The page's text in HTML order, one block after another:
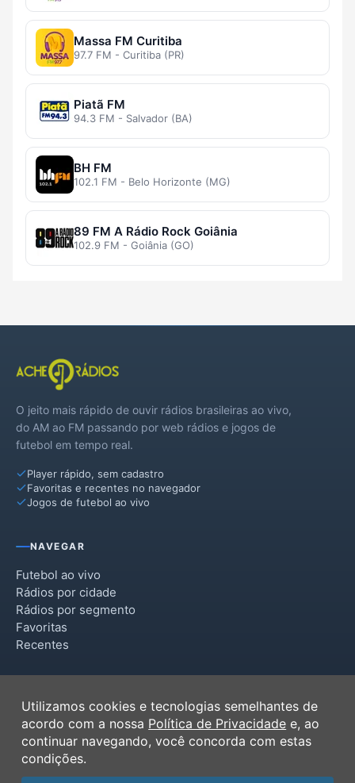
Massa FM Curitiba
97.7 FM - Curitiba (PR)
Piatã FM
94.3 FM - Salvador (BA)
BH FM
102.1 FM - Belo Horizonte (MG)
89 FM A Rádio Rock Goiânia
102.9 FM - Goiânia (GO)
O jeito mais rápido de ouvir rádios brasileiras ao vivo,
do AM ao FM passando por web rádios e jogos de
futebol em tempo real.
Player rápido, sem cadastro
Favoritas e recentes no navegador
Jogos de futebol ao vivo
NAVEGAR
Futebol ao vivo
Rádios por cidade
Rádios por segmento
Favoritas
Recentes
Termos de Uso
Política de Privacidade
Ferramentas
Contato
Utilizamos cookies e tecnologias semelhantes de
acordo com a nossa Política de Privacidade e, ao
continuar navegando, você concorda com estas
condições.